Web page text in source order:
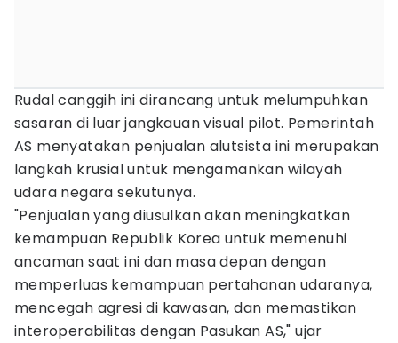
Rudal canggih ini dirancang untuk melumpuhkan
sasaran di luar jangkauan visual pilot. Pemerintah
AS menyatakan penjualan alutsista ini merupakan
langkah krusial untuk mengamankan wilayah
udara negara sekutunya.
"Penjualan yang diusulkan akan meningkatkan
kemampuan Republik Korea untuk memenuhi
ancaman saat ini dan masa depan dengan
memperluas kemampuan pertahanan udaranya,
mencegah agresi di kawasan, dan memastikan
interoperabilitas dengan Pasukan AS," ujar